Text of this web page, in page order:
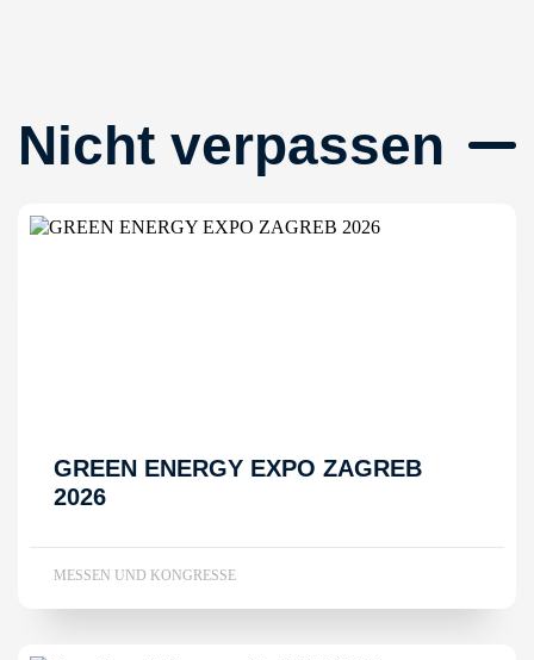
Nicht verpassen
GREEN ENERGY EXPO ZAGREB
2026
MESSEN UND KONGRESSE